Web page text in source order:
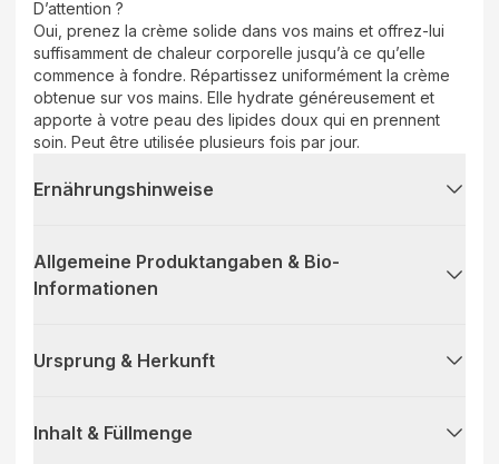
D’attention ?
Oui, prenez la crème solide dans vos mains et offrez-lui
suffisamment de chaleur corporelle jusqu’à ce qu’elle
commence à fondre. Répartissez uniformément la crème
obtenue sur vos mains. Elle hydrate généreusement et
apporte à votre peau des lipides doux qui en prennent
soin. Peut être utilisée plusieurs fois par jour.
Ernährungshinweise
Allgemeine Produktangaben & Bio-
Informationen
Ursprung & Herkunft
Inhalt & Füllmenge